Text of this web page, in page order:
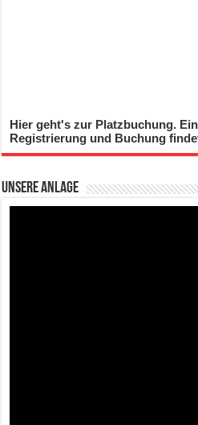
Hier geht's zur Platzbuchung.
Registrierung und Buchung
Unsere Anlage